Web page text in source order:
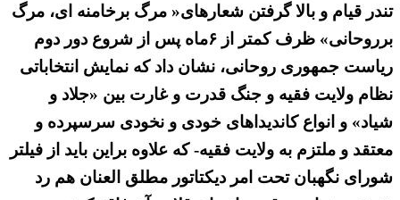
تندر قیام و بالا گرفتن شعارهای« مرگ برخامنه ای، مرگ
برروحانی» ظرف کمتر از ۶ماه پس از شروع دور دوم
ریاست جمهوری روحانی، نشان داد که نمایش انتخاباتی
نظام ولایت فقیه و جنگ قدرت و غارت بین «جلاد و
شیاد» و انواع کاندیداهای خودی و نخودی سرسپرده و
معتقد و ملتزم به ولایت فقیه- که علاوه براین باید از فیلتر
شورای نگهبان تحت امر دیکتاتور مطلق العنان هم رد